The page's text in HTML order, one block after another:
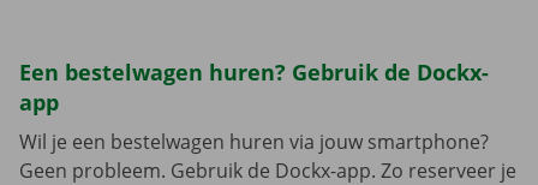
Een bestelwagen huren? Gebruik de Dockx-
app
Wil je een bestelwagen huren via jouw smartphone?
Geen probleem. Gebruik de Dockx-app. Zo reserveer je